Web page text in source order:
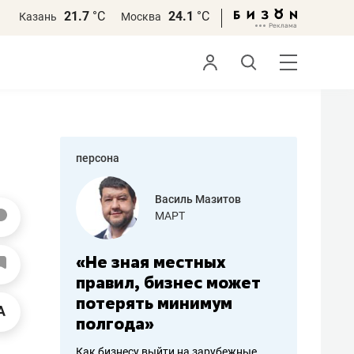
Казань 21.7 °С Москва 24.1 °С
персона
работа
Василь Мазитов
МАРТ
«Не зная местных
правил, бизнес может
потерять минимум
полгода»